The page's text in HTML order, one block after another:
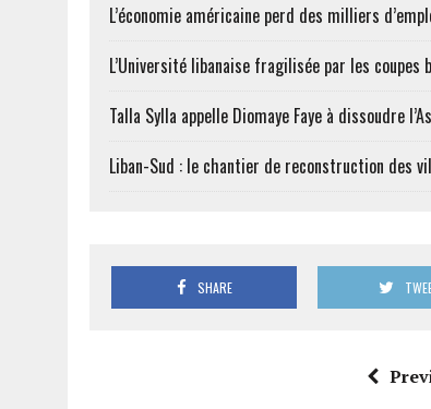
L’économie américaine perd des milliers
L’Université libanaise fragilisée par les coupes
Talla Sylla appelle Diomaye Faye à dissoudre
Liban-Sud : le chantier de reconstruction des
SHARE